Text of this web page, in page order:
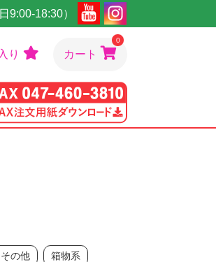
9:00-18:30）
り カート
0
その他 箱物系